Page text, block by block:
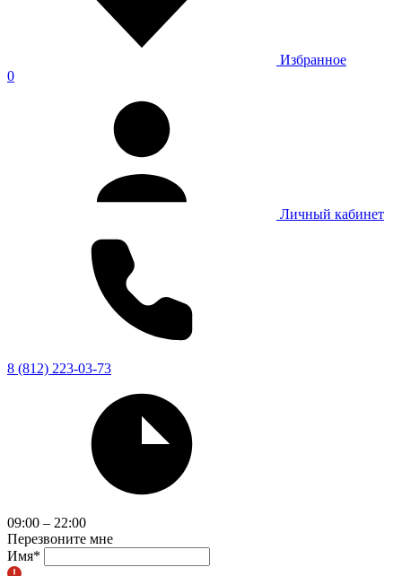
Избранное
0
Личный кабинет
8 (812) 223-03-73
09:00 – 22:00
Перезвоните мне
Имя*